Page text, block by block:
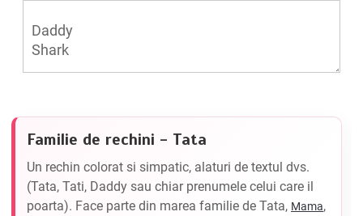
Familie de rechini - Tata
Un rechin colorat si simpatic, alaturi de textul dvs.
(Tata, Tati, Daddy sau chiar prenumele celui care il
poarta). Face parte din marea familie de Tata, Mama,